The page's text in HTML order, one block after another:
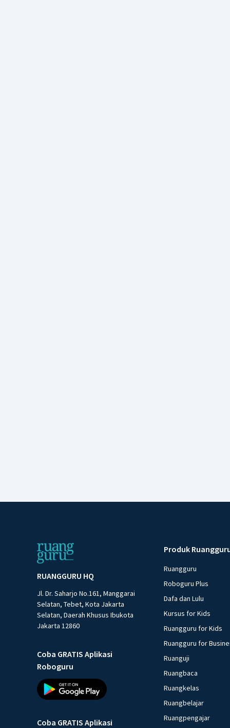
RUANGGURU HQ
Jl. Dr. Saharjo No.161, Manggarai
Selatan, Tebet, Kota Jakarta
Selatan, Daerah Khusus Ibukota
Jakarta 12860
Coba GRATIS Aplikasi
Roboguru
Coba GRATIS Aplikasi
Produk
Ruangguru
Roboguru Plus
Dafa dan Lulu
Kursus for Kids
Ruangguru for Kids
Ruangguru for
Ruanguji
Ruangbaca
Ruangkelas
Ruangbelajar
Ruangpengajar